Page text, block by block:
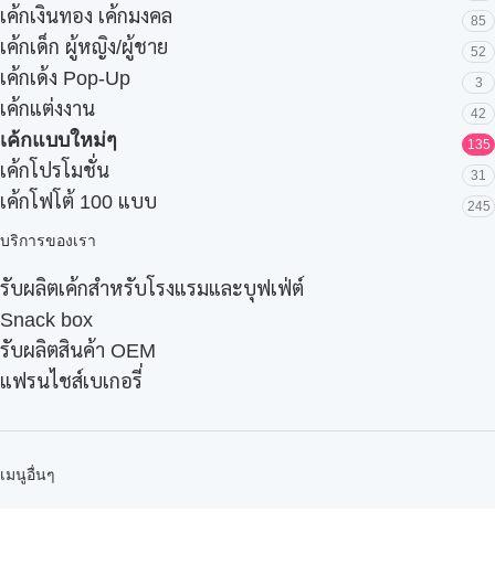
เค้กเงินทอง เค้กมงคล 85
เค้กเด็ก ผู้หญิง/ผู้ชาย 52
เค้กเด้ง Pop-Up 3
เค้กแต่งงาน 42
เค้กแบบใหม่ๆ 135
เค้กโปรโมชั่น 31
เค้กโฟโต้ 100 แบบ 245
บริการของเรา
รับผลิตเค้กสำหรับโรงแรมและบุฟเฟ่ต์
Snack box
รับผลิตสินค้า OEM
แฟรนไชส์เบเกอรี่
เมนูอื่นๆ